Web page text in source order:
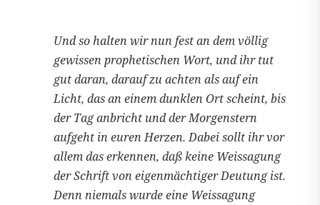
Und so halten wir nun fest an dem völlig
gewissen prophetischen Wort, und ihr tut
gut daran, darauf zu achten als auf ein
Licht, das an einem dunklen Ort scheint, bis
der Tag anbricht und der Morgenstern
aufgeht in euren Herzen. Dabei sollt ihr vor
allem das erkennen, daß keine Weissagung
der Schrift von eigenmächtiger Deutung ist.
Denn niemals wurde eine Weissagung